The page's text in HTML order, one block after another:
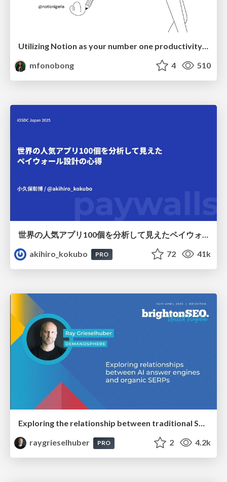
mfonobong
4 510
世界の人気アプリ100個を分析して見えたペイウォール設計の心得
akihiro_kokubo
PRO 72 41k
Exploring the relationship between traditional SERPs and Gen AI search
raygrieselhuber
PRO 2 4.2k